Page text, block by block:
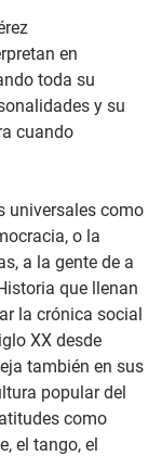
en
toda su
y su
cuando
universales como
o la
a la gente de a
que llenan
la crónica social
XX desde
también en sus
popular del
como
el tango, el